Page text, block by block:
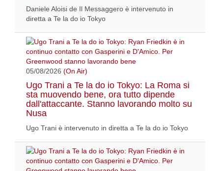
Daniele Aloisi de Il Messaggero è intervenuto in
diretta a Te la do io Tokyo
05/08/2026 (On Air)
Ugo Trani a Te la do io Tokyo: La Roma si
sta muovendo bene, ora tutto dipende
dall'attaccante. Stanno lavorando molto su
Nusa
Ugo Trani è intervenuto in diretta a Te la do io Tokyo